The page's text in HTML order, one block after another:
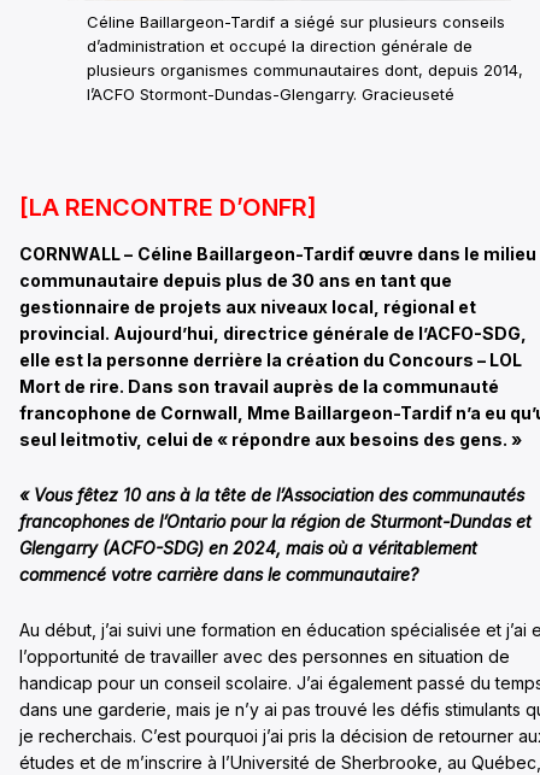
Céline Baillargeon-Tardif a siégé sur plusieurs conseils
d’administration et occupé la direction générale de
plusieurs organismes communautaires dont, depuis 2014,
l’ACFO Stormont-Dundas-Glengarry. Gracieuseté
[LA RENCONTRE D’ONFR]
CORNWALL– Céline Baillargeon-Tardif œuvre dans le milieu
communautaire depuis plus de 30 ans en tant que
gestionnaire de projets aux niveaux local, régional et
provincial. Aujourd’hui, directrice générale de l’ACFO-SDG,
elle est la personne derrière la création du Concours – LOL
Mort de rire. Dans son travail auprès de la communauté
francophone de Cornwall, Mme Baillargeon-Tardif n’a eu
seul leitmotiv, celui de « répondre aux besoins des gens. »
« Vous fêtez 10 ans à la tête de l’Association des communautés
francophones de l’Ontario pour la région de Sturmont-Dundas et
Glengarry (ACFO-SDG) en 2024, mais où a véritablement
commencé votre carrière dans le communautaire?
Au début, j’ai suivi une formation en éducation spécialisée et j’ai
l’opportunité de travailler avec des personnes en situation de
handicap pour un conseil scolaire. J’ai également passé du
dans une garderie, mais je n’y ai pas trouvé les défis stimulants
je recherchais. C’est pourquoi j’ai pris la décision de retourner
études et de m’inscrire à l’Université de Sherbrooke, au Québec,